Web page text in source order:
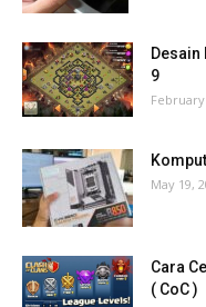
Desain
9
February
May 19,
Cara
( CoC )